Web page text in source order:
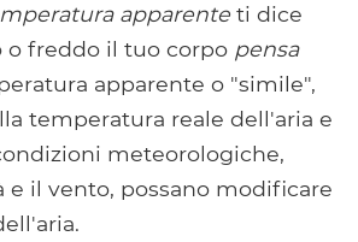
apparente ti dice
o freddo il tuo corpo pensa
apparente o "simile",
temperatura reale dell'aria e
meteorologiche,
il vento, possano modificare